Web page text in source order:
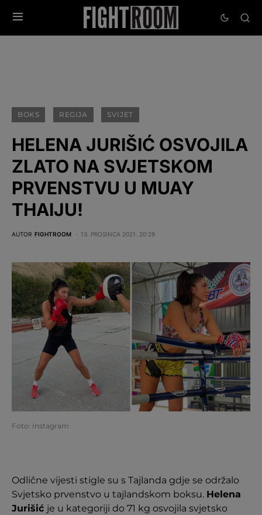
BOKS REGIJA SVIJET
HELENA JURIŠIĆ OSVOJILA
ZLATO NA SVJETSKOM
PRVENSTVU U MUAY
THAIJU!
AUTOR FIGHTROOM 13. PROSINCA 2021. 20:29
Foto: Instagram
Odlične vijesti stigle su s Tajlanda gdje se održalo
Svjetsko prvenstvo u tajlandskom boksu. Helena
Jurišić je u kategoriji do 71 kg osvojila svjetsko